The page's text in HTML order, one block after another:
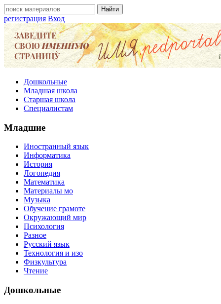
регистрация Вход
Дошкольные
Младшая школа
Старшая школа
Специалистам
Младшие
Иностранный язык
Информатика
История
Логопедия
Математика
Материалы мо
Музыка
Обучение грамоте
Окружающий мир
Психология
Разное
Русский язык
Технология и изо
Физкультура
Чтение
Дошкольные